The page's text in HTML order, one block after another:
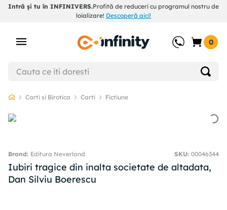
Intră și tu în INFINIVERS.Profită de reduceri cu programul nostru de
loializare! Descoperă aici!
0
Carti si Birotica Carti Fictiune
Editura Neverland SKU: 00046344
Iubiri tragice din inalta societate de altadata,
Dan Silviu Boerescu